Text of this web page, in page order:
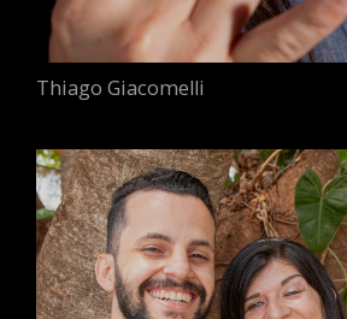
Thiago Giacomelli